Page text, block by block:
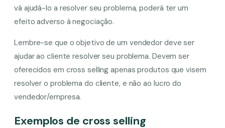
vá ajudá-lo a resolver seu problema, poderá ter um
efeito adverso à negociação.
Lembre-se que o objetivo de um vendedor deve ser
ajudar ao cliente resolver seu problema. Devem ser
oferecidos em cross selling apenas produtos que visem
resolver o problema do cliente, e não ao lucro do
vendedor/empresa.
Exemplos de cross selling